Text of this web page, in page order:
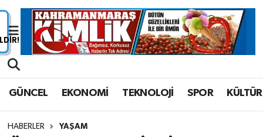
GÜNCEL EKONOMİ TEKNOLOJİ SPOR KÜLTÜR
HABERLER YAŞAM
Nöbetçi Eczaneler